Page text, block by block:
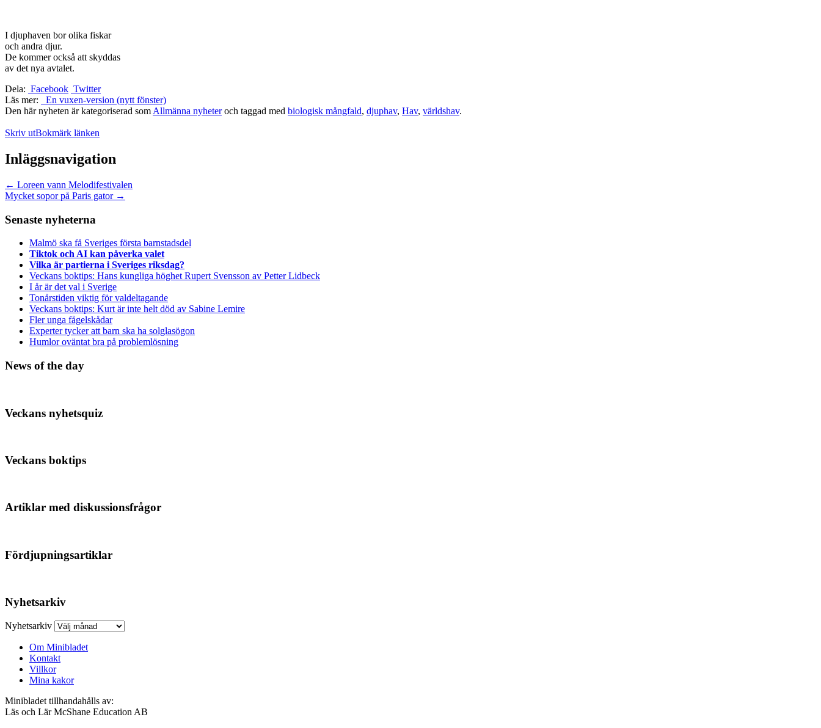
I djuphaven bor olika fiskar
och andra djur.
De kommer också att skyddas
av det nya avtalet.
Dela: Facebook Twitter
Läs mer:
En vuxen-version (nytt fönster)
Den här nyheten är kategoriserad som Allmänna nyheteroch taggad med biologisk mångfald, djuphav, Hav, världshav.
Skriv utBokmärk länken
Inläggsnavigation
← Loreen vann Melodifestivalen
Mycket sopor på Paris gator →
Senaste nyheterna
Malmö ska få Sveriges första barnstadsdel
Tiktok och AI kan påverka valet
Vilka är partierna i Sveriges riksdag?
Veckans boktips: Hans kungliga höghet Rupert Svensson av Petter Lidbeck
I år är det val i Sverige
Tonårstiden viktig för valdeltagande
Veckans boktips: Kurt är inte helt död av Sabine Lemire
Fler unga fågelskådar
Experter tycker att barn ska ha solglasögon
Humlor oväntat bra på problemlösning
News of the day
Veckans nyhetsquiz
Veckans boktips
Artiklar med diskussionsfrågor
Fördjupningsartiklar
Nyhetsarkiv
Nyhetsarkiv
Om Minibladet
Kontakt
Villkor
Mina kakor
Minibladet tillhandahålls av:
Läs och Lär McShane Education AB